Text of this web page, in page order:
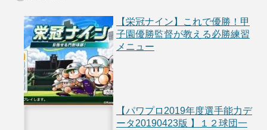
【栄冠ナイン】これで優勝！甲
子園優勝監督が教える必勝練習
メニュー
【パワプロ2019年度選手能力デ
ータ20190423版 】１２球団一